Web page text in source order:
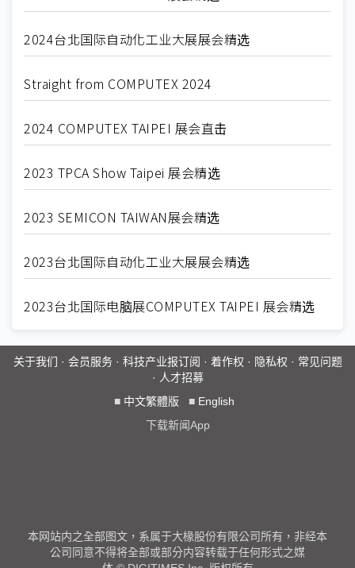
2024台北国际自动化工业大展展会精选
Straight from COMPUTEX 2024
2024 COMPUTEX TAIPEI 展会直击
2023 TPCA Show Taipei 展会精选
2023 SEMICON TAIWAN展会精选
2023台北国际自动化工业大展展会精选
2023台北国际电脑展COMPUTEX TAIPEI 展会精选
关于我们 · 会员服务· 科技产业报订阅 · 着作权 · 隐私权 · 常见问题
· 人才招募
■ 中文繁體版 ■ English
下载新闻App
本网站内之全部图文，系属于大椽股份有限公司所有，非经本
公司同意不得将全部或部分内容转载于任何形式之媒